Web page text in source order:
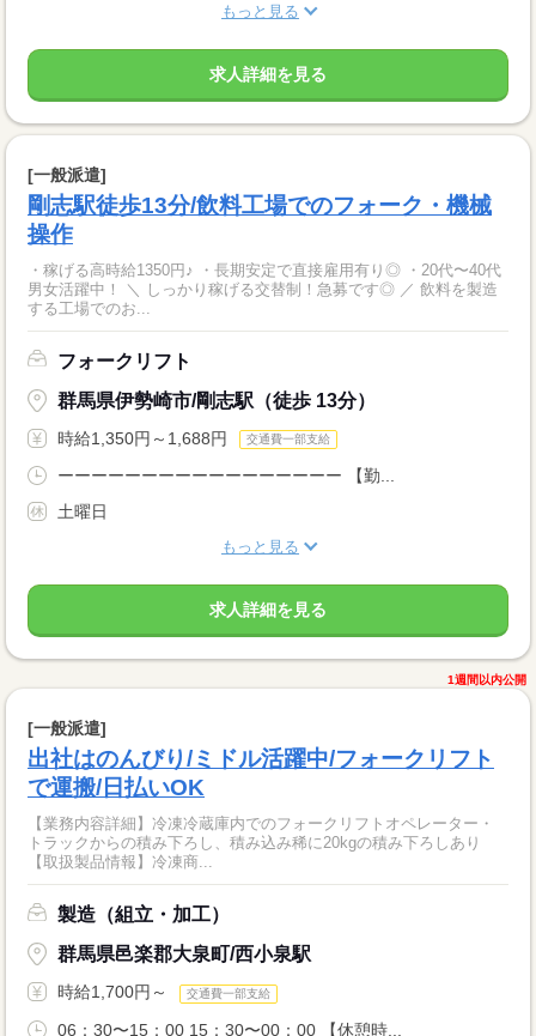
もっと見る
求人詳細を見る
[一般派遣]
剛志駅徒歩13分/飲料工場でのフォーク・機械
操作
・稼げる高時給1350円♪ ・長期安定で直接雇用有り◎ ・20代〜40代
男女活躍中！ ＼ しっかり稼げる交替制！急募です◎ ／ 飲料を製造
する工場でのお...
フォークリフト
群馬県伊勢崎市/剛志駅（徒歩 13分）
時給1,350円～1,688円 交通費一部支給
ーーーーーーーーーーーーーーーーー 【勤...
土曜日
もっと見る
求人詳細を見る
1週間以内公開
[一般派遣]
出社はのんびり/ミドル活躍中/フォークリフト
で運搬/日払いOK
【業務内容詳細】冷凍冷蔵庫内でのフォークリフトオペレーター・
トラックからの積み下ろし、積み込み稀に20kgの積み下ろしあり
【取扱製品情報】冷凍商...
製造（組立・加工）
群馬県邑楽郡大泉町/西小泉駅
時給1,700円～ 交通費一部支給
06：30〜15：00 15：30〜00：00 【休憩時...